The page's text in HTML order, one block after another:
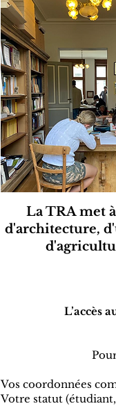
La TRA met
d'architecture,
L’accès
Vos coordonnées
Votre statut